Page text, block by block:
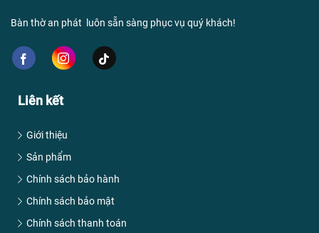
Bàn thờ an phát luôn sẵn sàng phục vụ quý khách!
Liên kết
Giới thiệu
Sản phẩm
Chính sách bảo hành
Chính sách bảo mật
Chính sách thanh toán